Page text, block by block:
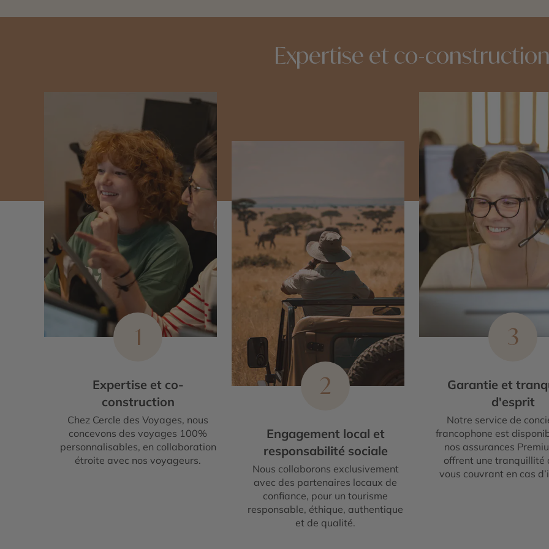
Expertise et co-
1
Expertise et co-
construction
Chez Cercle des Voyages, nous
concevons des voyages 100%
personnalisables, en collaboration
étroite avec nos voyageurs.
2
Engagement local et
responsabilité sociale
Nous collaborons exclusivement
avec des partenaires locaux de
confiance, pour un tourisme
responsable, éthique, authentique
et de qualité.
3
Garantie et
d'esprit
Notre service de
francophone est
nos assurances
offrent une tranquillité
vous couvrant en cas